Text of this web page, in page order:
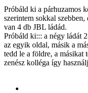
Próbáld ki a párhuzamos
szerintem sokkal
van 4 db JBL ládád.
Próbáld ki::: a négy ládát
az egyik oldal, másik a
tedd le a földre, a
zenész kolléga így